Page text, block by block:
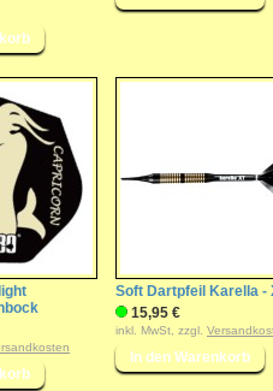
Soft Dartpfeil Karella -
15,95 €
inkl. MwSt, zzgl.